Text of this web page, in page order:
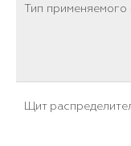
Тип применяемого
Щит